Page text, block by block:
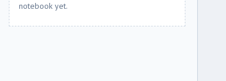
notebook yet.